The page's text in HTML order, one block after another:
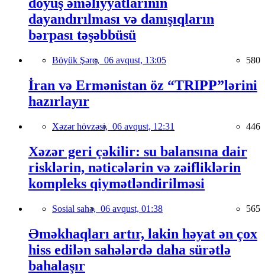
dayandırılması və danışıqların
bərpası təşəbbüsü
Böyük Şərq, 06 avqust, 13:05 580
İran və Ermənistan öz “TRIPP”lərini
hazırlayır
Xəzər hövzəsi, 06 avqust, 12:31 446
Xəzər geri çəkilir: su balansına dair
risklərin, nəticələrin və zəifliklərin
kompleks qiymətləndirilməsi
Sosial sahə, 06 avqust, 01:38 565
Əməkhaqları artır, lakin həyat ən çox
hiss edilən sahələrdə daha sürətlə
bahalaşır